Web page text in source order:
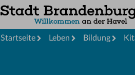
Startseite Leben Bildung